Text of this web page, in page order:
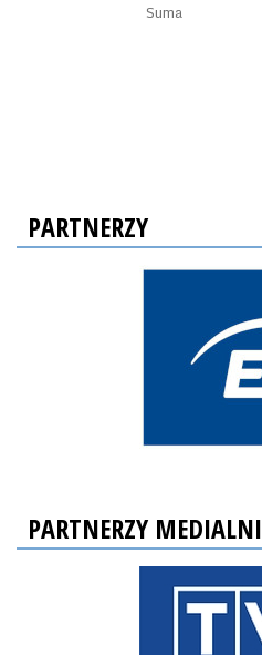
Suma
PARTNERZY
PARTNERZY MEDIALNI